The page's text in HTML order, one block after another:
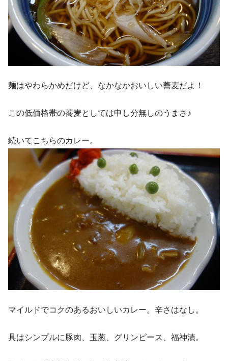
麺はやわらかめだけど、なかなかおいしい蕎麦だよ！
この低価格帯の蕎麦としては申し分無しのうまさ♪
続いてこちらのカレー。
マイルドでコクのあるおいしいカレー。辛さはなし。
具はシンプルに豚肉、玉葱、グリンピース、福神漬。